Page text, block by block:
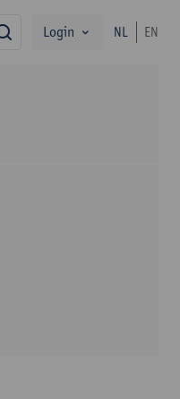
zoekLogin NL EN